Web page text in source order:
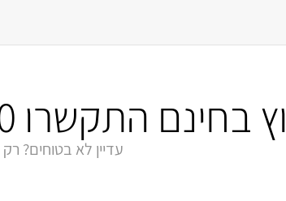
בחינם התקשרו
עדיין לא בטוחים?